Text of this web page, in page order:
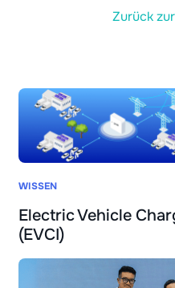
Zurück
WISSEN
Electric Vehicle
(EVCI)